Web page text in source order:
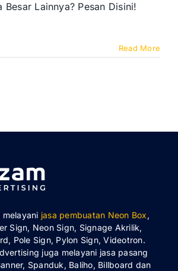
Lainnya? Pesan Disini!
Read More
jasa pembuatan Neon Box,
Sign, Neon Sign, Signage Akrilik,
Pole Sign, Pylon Sign, Videotron.
juga melayani jasa pasang
Spanduk, Baliho, Billboard dan